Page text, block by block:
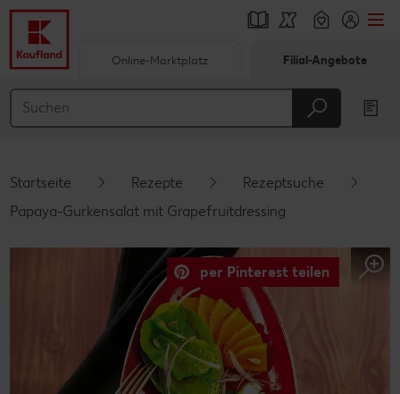
Hauptinhalt
Schwebender Seitenbereich
Online-Marktplatz Filial-Angebote
Startseite Rezepte
Rezeptsuche
Papaya-Gurkensalat mit Grapefruitdressing
per Pinterest teilen